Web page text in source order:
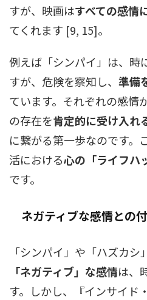
すが、映画はすべての感情
てくれます [9, 15]。
例えば「シンパイ」は、時
すが、危険を察知し、 準備
ています。それぞれの感情
の存在を肯定的に受け入れ
に繋がる第一歩なのです。
活における心の「ライフハ
です。
ネガティブな感情との
「シンパイ」や「ハズカ
「ネガティブ」な感情は、
す。しかし、『インサイド